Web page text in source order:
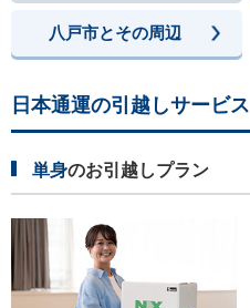
八戸市とその周辺
日本通運の引越しサービス
単身のお引越しプラン